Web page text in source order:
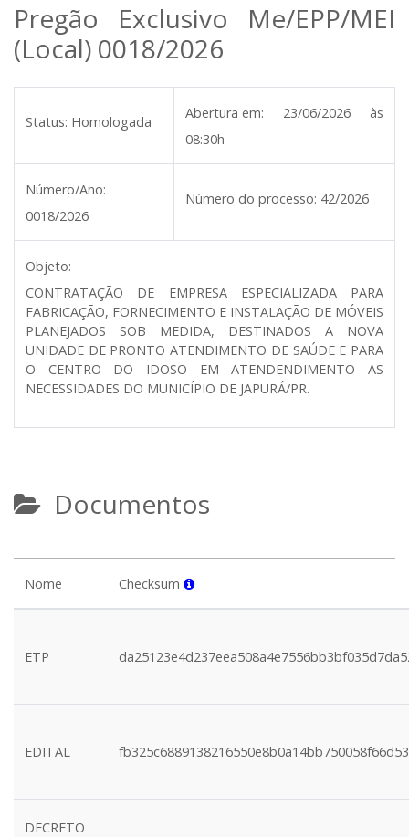
Pregão Exclusivo Me/EPP/MEI
(Local) 0018/2026
Status: Homologada
Abertura em:
23/06/2026 às
08:30h
Número/Ano:
0018/2026
Número do processo: 42/2026
Objeto:
CONTRATAÇÃO DE EMPRESA ESPECIALIZADA PARA
FABRICAÇÃO, FORNECIMENTO E INSTALAÇÃO DE MÓVEIS
PLANEJADOS SOB MEDIDA, DESTINADOS A NOVA
UNIDADE DE PRONTO ATENDIMENTO DE SAÚDE E PARA
O CENTRO DO IDOSO EM ATENDENDIMENTO AS
NECESSIDADES DO MUNICÍPIO DE JAPURÁ/PR.
Documentos
Nome Checksum
ETP
EDITAL fb325c6889138216550e8b0a14bb750058f66d53
DECRETO